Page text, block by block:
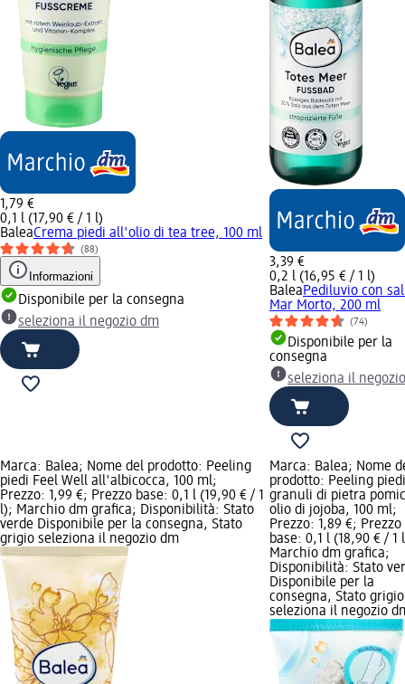
1,79 €
0,1 l (17,90 € / 1 l)
BaleaCrema piedi all'olio di tea tree, 100 ml
(88)
Informazioni
Disponibile per la consegna
seleziona il negozio dm
3,39 €
0,2 l (16,95 € / 1 l)
BaleaPediluvio con
Mar Morto, 200 ml
(74)
Disponibile per la
consegna
seleziona il
Marca: Balea; Nome del prodotto: Peeling
piedi Feel Well all'albicocca, 100 ml;
Prezzo: 1,99 €; Prezzo base: 0,1 l (19,90 € / 1
l); Marchio dm grafica; Disponibilità: Stato
verde Disponibile per la consegna, Stato
grigio seleziona il negozio dm
Marca: Balea; Nome
prodotto: Peeling
granuli di pietra
olio di jojoba, 100 ml;
Prezzo: 1,89 €; Prezzo
base: 0,1 l (18,90 € / 1
Marchio dm grafica;
Disponibilità: Stato
Disponibile per la
consegna, Stato grigio
seleziona il negozio